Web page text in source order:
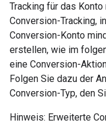
Tracking für das
Conversion-Tracking,
Conversion-Konto
erstellen, wie im
eine Conversion-
Folgen Sie dazu der
Conversion-Typ, den
Hinweis: Erweiterte